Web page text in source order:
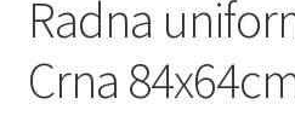
Radna
Crna